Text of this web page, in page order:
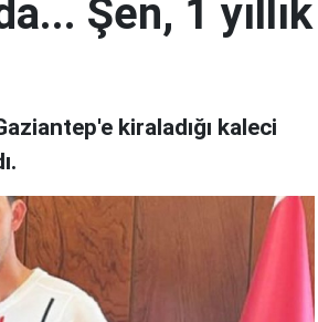
Şen, 1 yıllık
kiraladığı kaleci